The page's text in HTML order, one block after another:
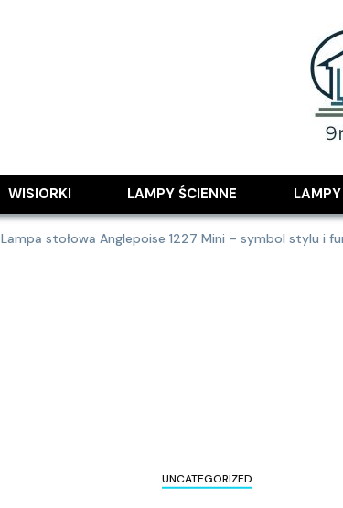
WISIORKI LAMPY ŚCIENNE
Lampa stołowa Anglepoise 1227 Mini – symbol stylu i
UNCATEGORIZED